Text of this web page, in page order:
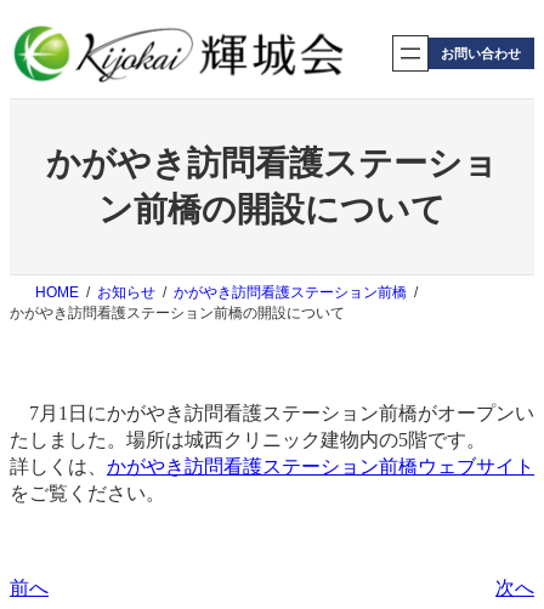
容
を
ス
お問い合わせ
かがやき訪問看護ステーショ
ン前橋の開設について
HOME お知らせ
かがやき訪問看護ステーション前橋
かがやき訪問看護ステーション前橋の開設について
7月1日にかがやき訪問看護ステーション前橋がオープンい
たしました。場所は城西クリニック建物内の5階です。
詳しくは、 かがやき訪問看護ステーション前橋ウェブサイト
をご覧ください。
前へ 次へ